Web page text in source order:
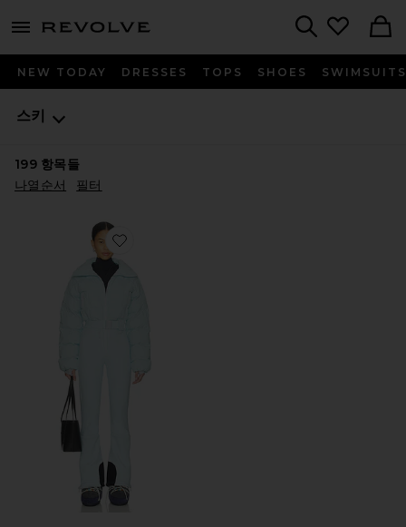
menu - shows more content
NEW TODAY DRESSES TOPS SHOES SWIMSUITS
스키
199항목들
나열순서
필터
Favorite HOODOO 스키 수트